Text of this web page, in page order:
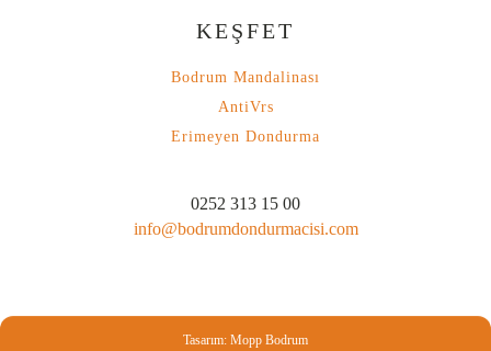
KEŞFET
Bodrum Mandalinası
AntiVrs
Erimeyen Dondurma
0252 313 15 00
info@bodrumdondurmacisi.com
Tasarım: Mopp Bodrum